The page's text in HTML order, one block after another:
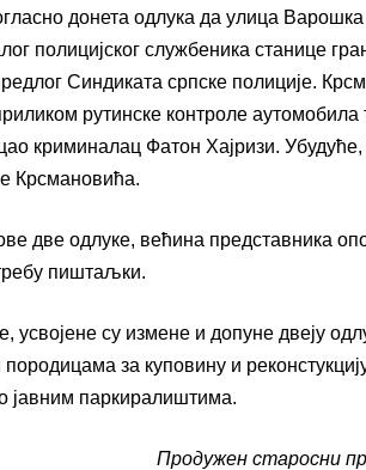
донета одлука да улица
полицијског службеника станице
Синдиката српске полиције.
рутинске контроле аутомобила
криминалац Фатон Хајризи.
Крсмановића.
две одлуке, већина представника
пиштаљки.
усвојене су измене и допуне двеју
за куповину и
јавним паркиралиштима.
Продужен старосни